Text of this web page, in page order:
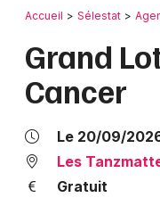
Publier un
Grands
Activité &
Bordeaux
Colmar
Lyon
Marseille
Retour
Accueil Sélestat
Grand
Cancer
Le 20/09/
Les
Gratuit
Où ?
Près de moi
Quand ?
Aujourd'hui
Demain